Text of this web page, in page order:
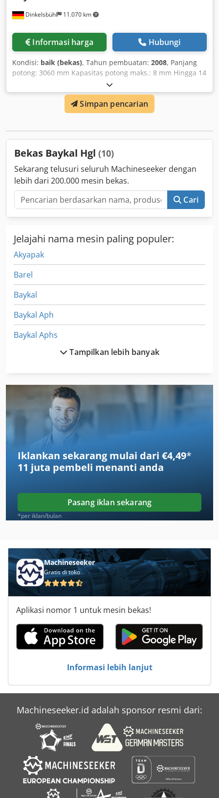
Dinkelsbühl 11.070 km
Informasi harga Hubungi
Kondisi: baik (bekas), Tahun pembuatan: 2008, Panjang
potong: 3060 mm Kapasitas potong maks.: 8 mm Hingga 14
langkah per menit Penyetelan celah potong manual Stop
belakang: 750 mm Lengan penyangga dengan skala Daya
motor: 15 kW Crodpfx Aoyvt Tcjixef
Simpan pencarian
Bekas Baykal Hgl (10)
Sekarang telusuri seluruh Machineseeker dengan
lebih dari 200.000 mesin bekas.
Cari
Jelajahi nama mesin paling populer:
Akyapak
Barel
Baykal
Baykal Aph
Baykal Aphs
Glaser
Habegger
Haimer
Hainbuch
Hambatan
Hardinge Hlvh
Hbs
Hensel
Heska
Hestika
Hidroliksan
Mulai Lubang
Perhiasan
Sahinler
Tampilkan lebih banyak
Iklankan sekarang mulai dari €4,49*
11 juta pembeli menanti anda
Pasang iklan sekarang
*per iklan/bulan
Machineseeker
Gratis di toko
Aplikasi nomor 1 untuk mesin bekas!
Informasi lebih lanjut
Machineseeker.id adalah sponsor resmi dari: